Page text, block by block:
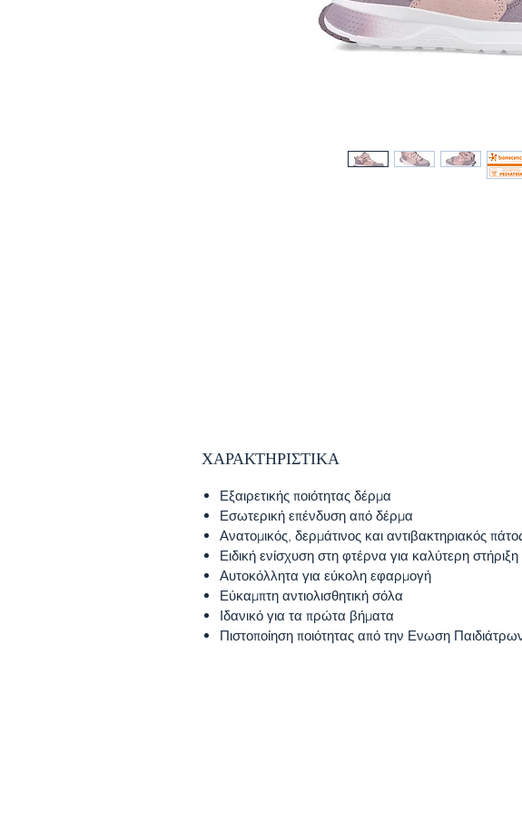
ΧΑΡΑΚΤΗΡΙΣΤΙΚΑ
Εξαιρετικής ποιότητας δέρμα
Εσωτερική επένδυση από δέρμα
Ανατομικός, δερμάτινος και αντιβακτηριακός
Ειδική ενίσχυση στη φτέρνα για καλύτερη στήριξη
Αυτοκόλλητα για εύκολη εφαρμογή
Εύκαμπτη αντιολισθητική σόλα
Ιδανικό για τα πρώτα βήματα
Πιστοποίηση ποιότητας από την Ενωση